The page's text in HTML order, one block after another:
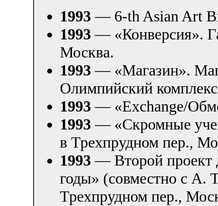
1993 — 6-th Asian Art
1993 — «Конверсия».
Москва.
1993 — «Магазин».
Олимпийский
1993 — «Exchange/
1993 — «Скромные
в Трехпрудном пер.,
1993 — Второй проект
годы» (совместно с А.
Трехпрудном пер.,